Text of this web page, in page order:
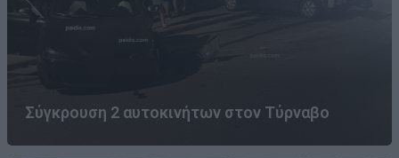
Σύγκρουση 2 αυτοκινήτων στον Τύρναβο